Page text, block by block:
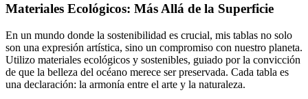
Materiales Ecológicos: Más Allá de la Superficie
En un mundo donde la sostenibilidad es crucial, mis tablas no solo
son una expresión artística, sino un compromiso con nuestro planeta.
Utilizo materiales ecológicos y sostenibles, guiado por la convicción
de que la belleza del océano merece ser preservada. Cada tabla es
una declaración: la armonía entre el arte y la naturaleza.